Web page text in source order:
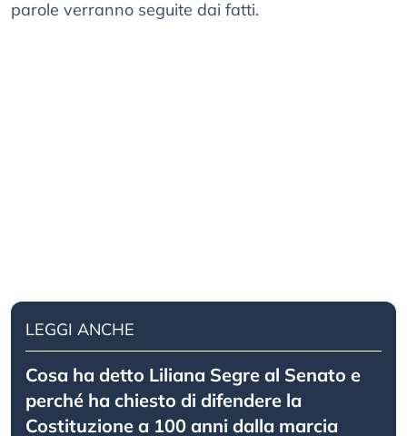
parole verranno seguite dai fatti.
LEGGI ANCHE
Cosa ha detto Liliana Segre al Senato e
perché ha chiesto di difendere la
Costituzione a 100 anni dalla marcia